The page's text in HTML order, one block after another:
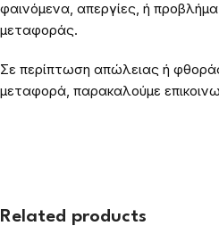
φαινόμενα, απεργίες, ή
μεταφοράς.
Σε περίπτωση απώλειας ή
μεταφορά, παρακαλούμε
Related products